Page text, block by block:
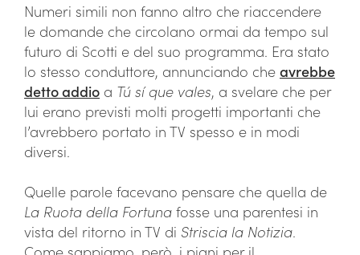
Numeri simili non fanno altro che riaccendere
le domande che circolano ormai da tempo sul
futuro di Scotti e del suo programma. Era stato
lo stesso conduttore, annunciando che avrebbe
detto addio a Tú sí que vales, a svelare che per
lui erano previsti molti progetti importanti che
l’avrebbero portato in TV spesso e in modi
diversi.
Quelle parole facevano pensare che quella de
La Ruota della Fortuna fosse una parentesi in
vista del ritorno in TV di Striscia la Notizia.